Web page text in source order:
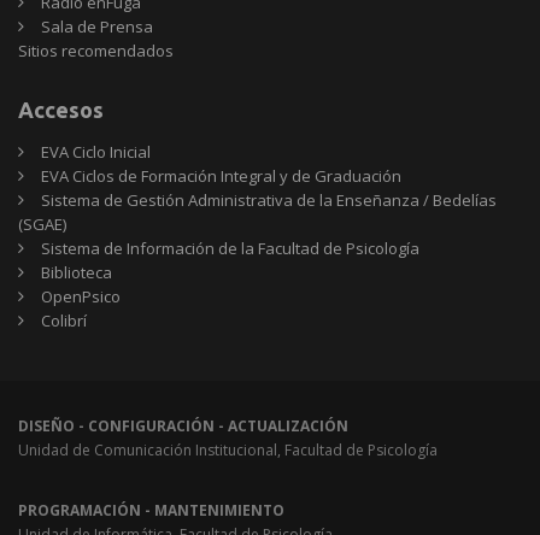
Sala de Prensa
Sitios
Sitios recomendados
Accesos
EVA Ciclo Inicial
EVA Ciclos de Formación Integral y de Graduación
Sistema de Gestión Administrativa de la Enseñanza / Bedelías
(SGAE)
Sistema de Información de la Facultad de Psicología
Biblioteca
OpenPsico
Colibrí
DISEÑO - CONFIGURACIÓN - ACTUALIZACIÓN
Unidad de Comunicación Institucional, Facultad de Psicología
PROGRAMACIÓN - MANTENIMIENTO